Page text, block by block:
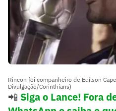
Rincon foi companheiro de Edílson
Divulgação/Corinthians)
📲 Siga o Lance! Fora